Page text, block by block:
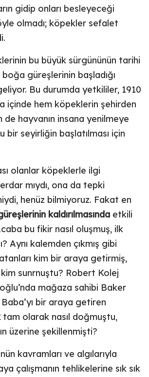
gidip onları besleyeceği
olmadı; köpekler sefalet
bu büyük sürgününün tarihi
güreşlerinin başladığı
Bu durumda yetkililer, 1910
içinde hem köpeklerin şehirden
de hayvanın insana yenilmeye
bir seyirliğin başlatılması için
olanlar köpeklerle ilgi
mıydı, ona da tepki
henüz bilmiyoruz. Fakat en
kaldırılmasında etkili
bu fikir nasıl oluşmuş, ilk
Aynı kalemden çıkmış gibi
kim bir araya getirmiş,
sunrnuştu? Robert Kolej
mağaza sahibi Baker
bir araya getiren
tam olarak nasıl doğmuştu,
üzerine şekillenmişti?
kavramları ve algılarıyla
çalışmanın tehlikelerine sık sık